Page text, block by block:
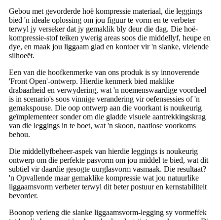
Gebou met gevorderde hoë kompressie materiaal, die leggings
bied 'n ideale oplossing om jou figuur te vorm en te verbeter
terwyl jy verseker dat jy gemaklik bly deur die dag. Die hoë-
kompressie-stof teiken ywerig areas soos die middellyf, heupe en
dye, en maak jou liggaam glad en kontoer vir 'n slanke, vleiende
silhoeët.
Een van die hoofkenmerke van ons produk is sy innoverende
'Front Open'-ontwerp. Hierdie kenmerk bied maklike
drabaarheid en verwydering, wat 'n noemenswaardige voordeel
is in scenario's soos vinnige verandering vir oefensessies of 'n
gemakspouse. Die oop ontwerp aan die voorkant is noukeurig
geïmplementeer sonder om die gladde visuele aantrekkingskrag
van die leggings in te boet, wat 'n skoon, naatlose voorkoms
behou.
Die middellyfbeheer-aspek van hierdie leggings is noukeurig
ontwerp om die perfekte pasvorm om jou middel te bied, wat dit
subtiel vir daardie gesogte uurglasvorm vasmaak. Die resultaat?
'n Opvallende maar gemaklike kompressie wat jou natuurlike
liggaamsvorm verbeter terwyl dit beter postuur en kernstabiliteit
bevorder.
Boonop verleng die slanke liggaamsvorm-legging sy vormeffek